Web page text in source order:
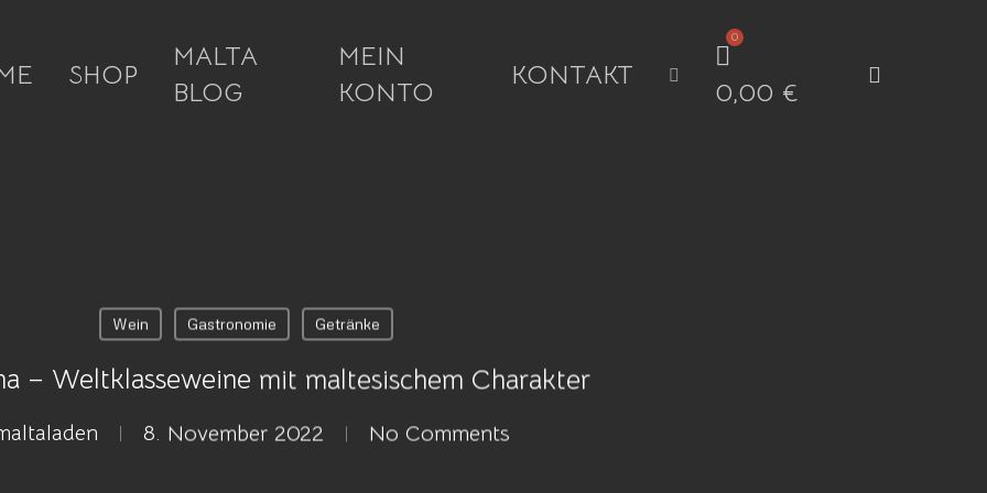
SHOP
MALTA
BLOG
MEIN
KONTO
KONTAKT
0,00 €
Wein Gastronomie Getränke
– Weltklasseweine mit maltesischem Charakter
8. November 2022 No Comments